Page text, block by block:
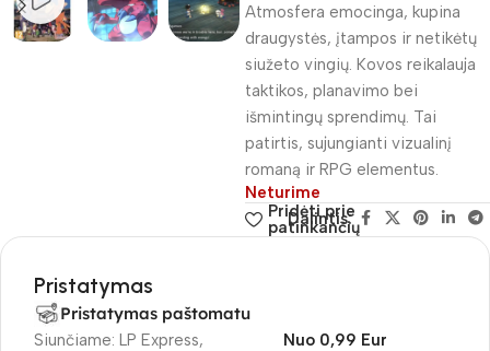
Atmosfera emocinga, kupina
draugystės, įtampos ir netikėtų
siužeto vingių. Kovos reikalauja
taktikos, planavimo bei
išmintingų sprendimų. Tai
patirtis, sujungianti vizualinį
romaną ir RPG elementus.
Neturime
Pridėti prie
patinkančių
Dalintis:
Pristatymas
Pristatymas paštomatu
Siunčiame: LP Express,
Nuo 0,99 Eur